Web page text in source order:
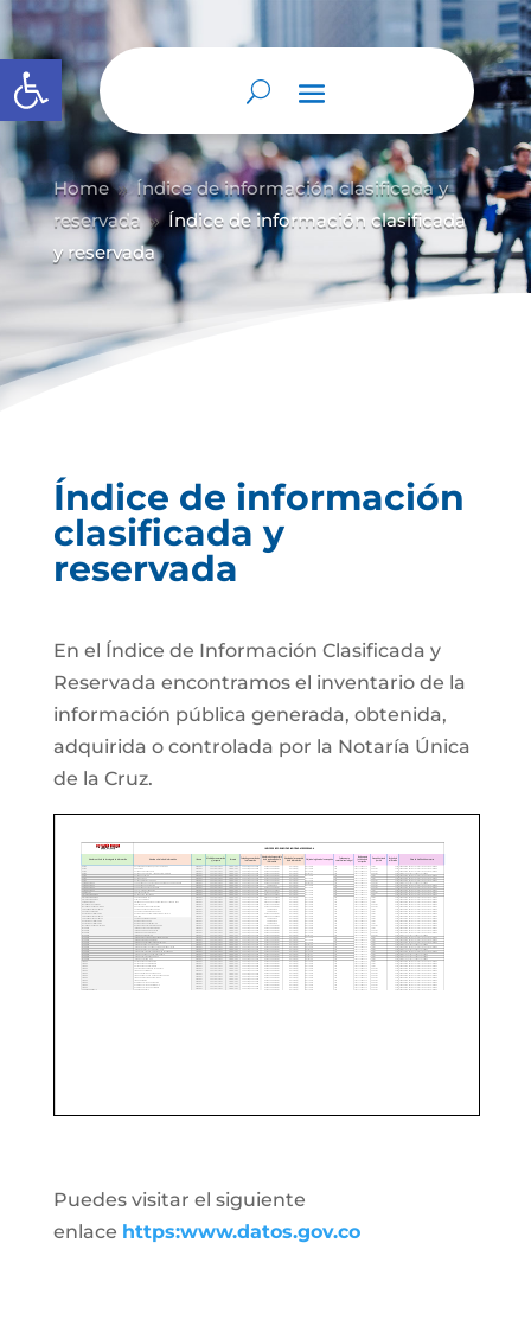
Abrir barra de herramientas
Home 9 Índice de información clasificada y
reservada 9 Índice de información clasificada
y reservada
Índice de información
clasificada y
reservada
En el Índice de Información Clasificada y
Reservada encontramos el inventario de la
información pública generada, obtenida,
adquirida o controlada por la Notaría Única
de la Cruz.
Puedes visitar el siguiente
enlace https:www.datos.gov.co